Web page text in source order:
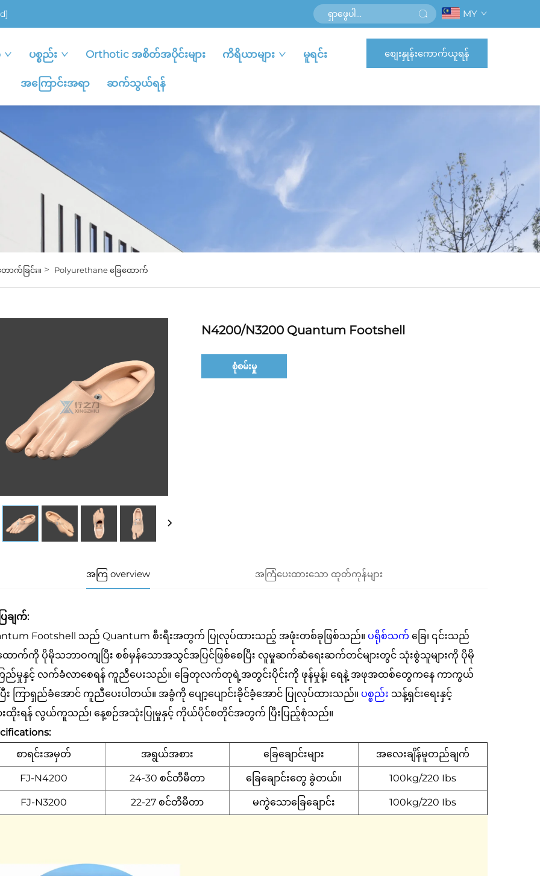
MY
ပစ္စည်း Orthotic အစိတ်အပိုင်းများ ကိရိယာများ မူရင်း
အကြောင်းအရာ ဆက်သွယ်ရန်
စျေးနှုန်းကောက်ယူရန်
ာက်ခြင်း။ > Polyurethane ခြေထောက်
N4200/N3200 Quantum Footshell
စုံစမ်းမှု
အကြ overview အကြံပေးထားသော ထုတ်ကုန်များ
ြချက်:
Footshell သည် Quantum စီးရီးအတွက် ပြုလုပ်ထားသည့် အဖုံးတစ်ခုဖြစ်သည်။ ပရိုစ်သက် ခြေ၊ ၎င်းသည်
ောက်ကို ပိုမိုသဘာဝကျပြီး စစ်မှန်သောအသွင်အပြင်ဖြစ်စေပြီး လူမှုဆက်ဆံရေးဆက်တင်များတွင် သုံးစွဲသူများကို ပိုမို
ည်မှုနှင့် လက်ခံလာစေရန် ကူညီပေးသည်။ ခြေတုလက်တုရဲ့အတွင်းပိုင်းကို ဖုန်မှုန့်၊ ရေနဲ့ အဖုအထစ်တွေကနေ ကာကွယ်
ြီး ကြာရှည်ခံအောင် ကူညီပေးပါတယ်။ အခွံကို ပျော့ပျောင်းခိုင်ခံ့အောင် ပြုလုပ်ထားသည်။ ပစ္စည်း သန့်ရှင်းရေးနှင့်
းထိုးရန် လွယ်ကူသည်၊ နေ့စဉ်အသုံးပြုမှုနှင့် ကိုယ်ပိုင်စတိုင်အတွက် ပြီးပြည့်စုံသည်။
စာရင်းအမှတ်
အရွယ်အစား ခြေချောင်းများ အလေးချိန်မူတည်ချက်
FJ-N4200 24-30 စင်တီမီတာ ခြေချောင်းတွေ ခွဲတယ်။ 100kg/220 Ibs
FJ-N3200 22-27 စင်တီမီတာ မကွဲသောခြေချောင်း 100kg/220 Ibs